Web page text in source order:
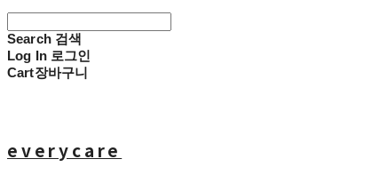
Search 검색
Log In 로그인
Cart장바구니
everycare